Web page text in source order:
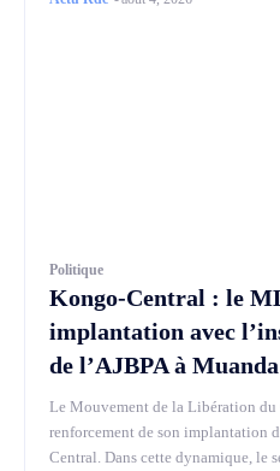
Politique
Kongo-Central : le
implantation avec
de l’AJBPA à Muanda
Le Mouvement de la Libération
renforcement de son implantation
Central. Dans cette dynamique, le